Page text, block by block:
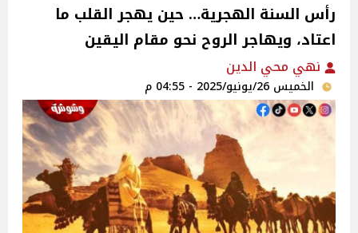
رأس السنة الهجرية… حين يهجر القلب ما
اعتاد، ويهاجر الروح نحو مقام اليقين
نهي محي الدين
الخميس 26/يونيو/2025 - 04:55 م